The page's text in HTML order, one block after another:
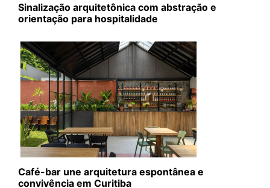
Sinalização arquitetônica com abstração e
orientação para hospitalidade
Café-bar une arquitetura espontânea e
convivência em Curitiba